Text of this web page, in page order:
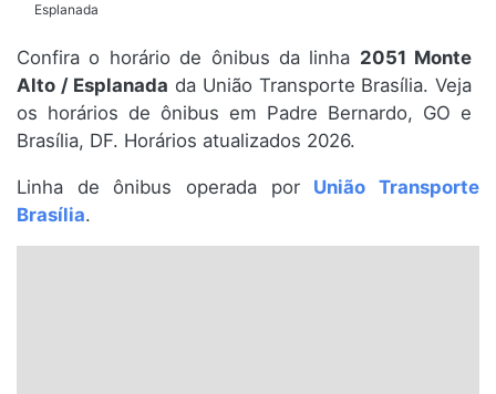
Espírito Santo
Paraná
Santa Catarina
Esplanada
Confira o horário de ônibus da linha 2051 Monte
Alto / Esplanada da União Transporte Brasília. Veja
os horários de ônibus em Padre Bernardo, GO e
Brasília, DF. Horários atualizados 2026.
Linha de ônibus operada por União Transporte
Brasília.